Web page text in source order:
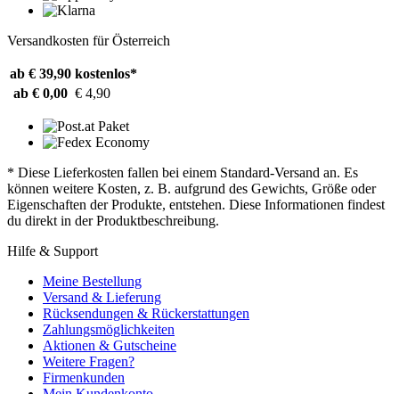
Versandkosten für Österreich
ab € 39,90 kostenlos*
ab € 0,00 € 4,90
* Diese Lieferkosten fallen bei einem Standard-Versand an. Es
können weitere Kosten, z. B. aufgrund des Gewichts, Größe oder
Eigenschaften der Produkte, entstehen. Diese Informationen findest
du direkt in der Produktbeschreibung.
Hilfe & Support
Meine Bestellung
Versand & Lieferung
Rücksendungen & Rückerstattungen
Zahlungsmöglichkeiten
Aktionen & Gutscheine
Weitere Fragen?
Firmenkunden